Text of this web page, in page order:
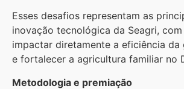
Esses desafios representam as
inovação tecnológica da Seagri,
impactar diretamente a eficiência da
e fortalecer a agricultura familiar no
Metodologia e premiação